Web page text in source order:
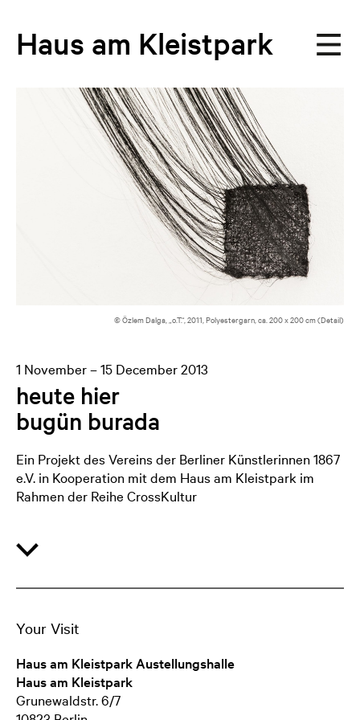
Haus am Kleistpark
© Özlem Dalga, „o.T.“, 2011, Polyestergarn, ca. 200 x 200 cm (Detail)
1 November – 15 December 2013
heute hier
bugün burada
Ein Projekt des Vereins der Berliner Künstlerinnen 1867
e.V. in Kooperation mit dem Haus am Kleistpark im
Rahmen der Reihe CrossKultur
Özlem Dalga, Silvina Der-Meguerditchian, Annika
Kılıncaslan, Gertrude Köhler, Gaby Krawinkel, Betina
Olcaytu, Funda Özgünaydın, Emerita Pansowová, Rita
Preuss, Susanne Specht, Vassiliea Stylianidou, Anna
Simone Wallinger, Anna Werkmeister
Verortung ist das übergreifende Thema, das alle hier
vorgestellten Künstlerinnenzusammenführt. Verortung
Your Visit
Haus am Kleistpark Austellungshalle
Haus am Kleistpark
Grunewaldstr. 6/7